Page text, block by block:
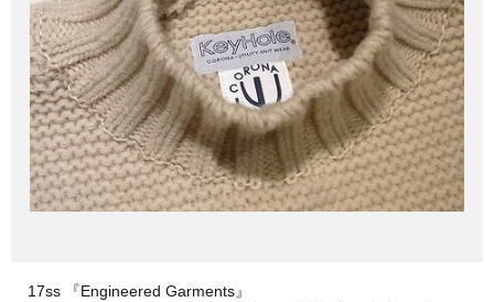
17ss 『Engineered Garments』